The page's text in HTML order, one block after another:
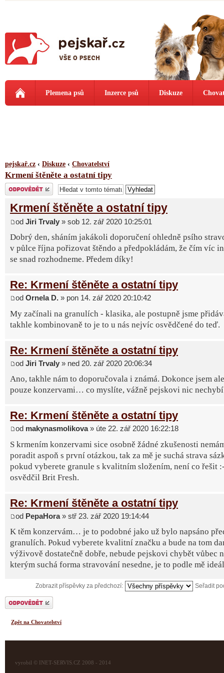
Plemena psů Inzerce psů Diskuze
pejskař.cz ‹ Diskuze ‹ Chovatelství
Krmení štěněte a ostatní tipy
Odeslat odpověď
Krmení štěněte a ostatní tipy
od Jiri Trvaly » sob 12. zář 2020 10:25:01
Dobrý den, sháním jakákoli doporučení ohledně psího
v půlce října pořizovat štěndo a předpokládám, že čím víc
se snad rozhodneme. Předem díky!
Re: Krmení štěněte a ostatní tipy
od Ornela D. » pon 14. zář 2020 20:10:42
My začínali na granulích - klasika, ale postupně jsme
takhle kombinovaně to je to u nás nejvíc osvědčené do teď.
Re: Krmení štěněte a ostatní tipy
od Jiri Trvaly » ned 20. zář 2020 20:06:34
Ano, takhle nám to doporučovala i známá. Dokonce jsem
pouze konzervami… co myslíte, vážně pejskovi nic
Re: Krmení štěněte a ostatní tipy
od makynasmolikova» úte 22. zář 2020 16:22:18
S krmením konzervami sice osobně žádné zkušenosti
poradit aspoň s první otázkou, tak za mě je suchá strava
pokud vyberete granule s kvalitním složením, není co řešit
osvědčil Brit Fresh.
Re: Krmení štěněte a ostatní tipy
od PepaHora» stř 23. zář 2020 19:14:44
K těm konzervám… je to podobné jako už bylo napsáno
granulích. Pokud vyberete kvalitní značku a bude na tom
výživově dostatečně dobře, nebude pejskovi chybět vůbec
kterým suchá forma stravování nesedne, je to podle mě
Zobrazit příspěvky za předchozí: Seřadit
Odeslat odpověď
Zpět na Chovatelství
vyrobil © INET-SERVIS.CZ 2008 - 2014